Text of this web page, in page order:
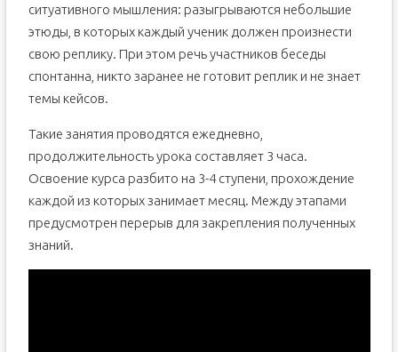
ситуативного мышления: разыгрываются небольшие
этюды, в которых каждый ученик должен произнести
свою реплику. При этом речь участников беседы
спонтанна, никто заранее не готовит реплик и не знает
темы кейсов.
Такие занятия проводятся ежедневно,
продолжительность урока составляет 3 часа.
Освоение курса разбито на 3-4 ступени, прохождение
каждой из которых занимает месяц. Между этапами
предусмотрен перерыв для закрепления полученных
знаний.